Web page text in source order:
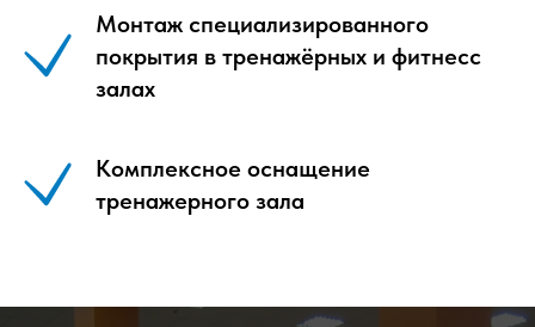
Монтаж специализированного
покрытия в тренажёрных и фитнесс
залах
Комплексное оснащение
тренажерного зала